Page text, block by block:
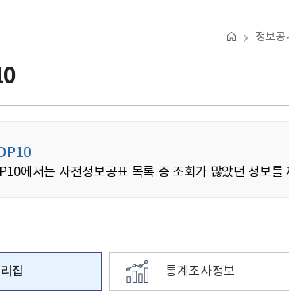
정보공
에서는 사전정보공표 목록 중 조회가 많았던 정보를
집 통계조사정보